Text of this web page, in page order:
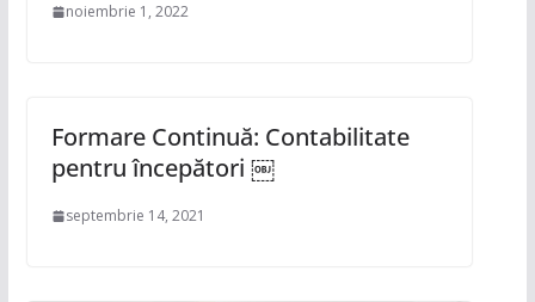
noiembrie 1, 2022
Formare Continuă: Contabilitate
pentru începători ￼
septembrie 14, 2021